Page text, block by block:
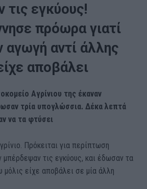
εγκύους!
πρόωρα γιατί
αντί άλλης
αποβάλει
Αγρίνιου της έκαναν
τρία υπογλώσσια. Δέκα λεπτά
να τα φτύσει
Πρόκειται για περίπτωση
μπέρδεψαν τις εγκύους, και έδωσαν τα
μόλις είχε αποβάλει σε μία άλλη